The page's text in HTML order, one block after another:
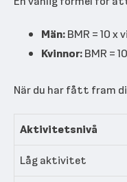
Män:BMR = 10 x
Kvinnor:BMR =
När du har fått fram
Aktivitetsnivå
Låg aktivitet